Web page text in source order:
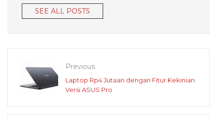
SEE ALL POSTS
Previous
Laptop Rp4 Jutaan dengan Fitur Kekinian
Versi ASUS Pro